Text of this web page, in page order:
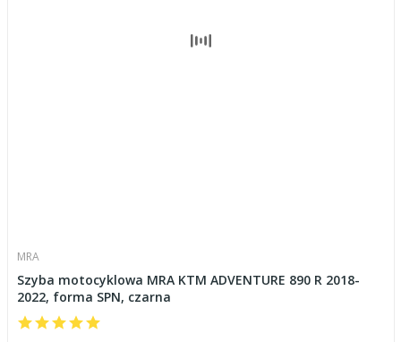
MRA
Szyba motocyklowa MRA KTM ADVENTURE 890 R 2018-
2022, forma SPN, czarna